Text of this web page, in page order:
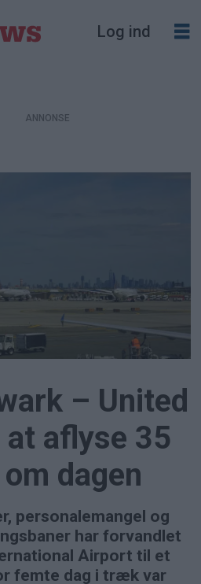
Log ind
– United
aflyse 35
dagen
personalemangel og
har forvandlet
Airport til et
femte dag i træk var